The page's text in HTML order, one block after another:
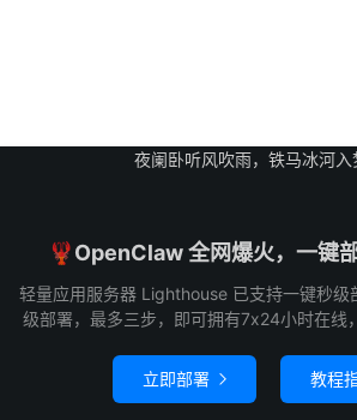
夜阑卧听风吹雨，铁马冰河入
🦞OpenClaw 全网爆火，一键部
轻量应用服务器 Lighthouse 已支持一键秒级
级部署，最多三步，即可拥有7x24小时在线
立即部署  教程